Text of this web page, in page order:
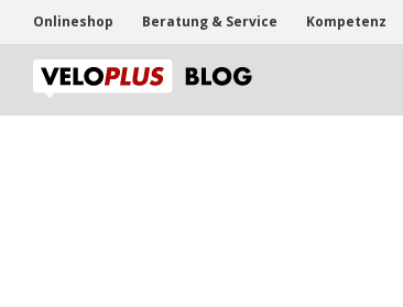
Onlineshop Beratung & Service Kompetenz